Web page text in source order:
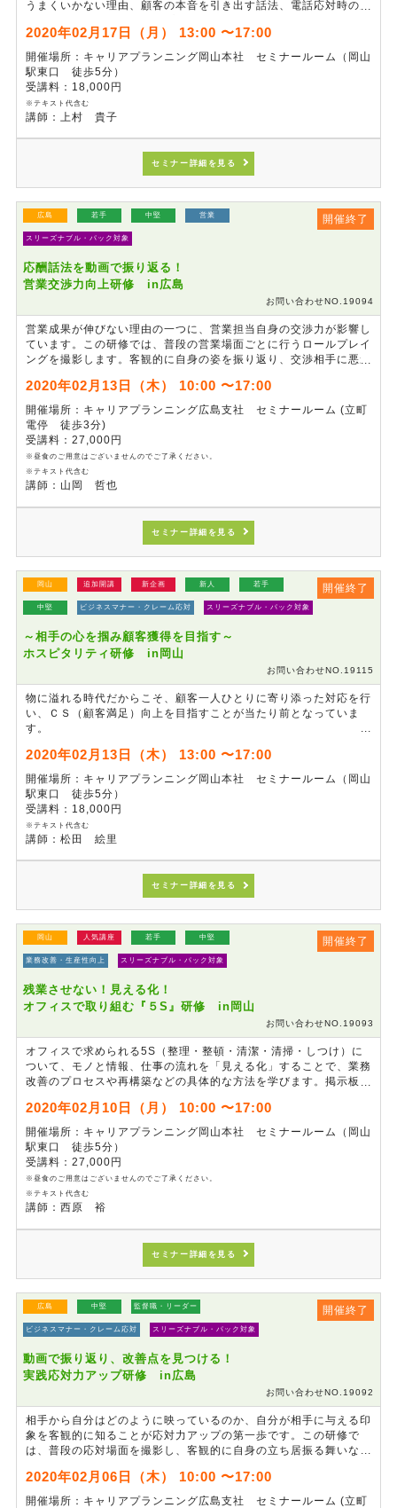
うまくいかない理由、顧客の本音を引き出す話法、電話応対時の原
ムは、会社の姿勢を示す良いチャンスと捉え、「ファン」作りを目
指します。
2020年02月17日（月） 13:00 〜17:00
開催場所：キャリアプランニング岡山本社 セミナールーム（岡山
駅東口 徒歩5分）
受講料：18,000円
※テキスト代含む
講師：上村 貴子
セミナー詳細を見る
開催終了
広島 若手 中堅 営業
スリーズナブル・パック対象
応酬話法を動画で振り返る！
営業交渉力向上研修 in広島
お問い合わせNO.19094
営業成果が伸びない理由の一つに、営業担当自身の交渉力が影響し
ています。この研修では、普段の営業場面ごとに行うロールプレイ
ングを撮影します。客観的に自身の姿を振り返り、交渉相手に悪影
ち居振る舞いにおける改善点を確認します。交渉以前に、交渉相手
に悪影響をあたえている自身のクセや所作などを知ることで、交渉
前の改善すべき点を確認します。また、交渉における場面を振り返
ることで、「場」の作り方や会話の組み立て方などを再点検し、明
日から実践できる交渉力テクニックの習得を図ります。
2020年02月13日（木） 10:00 〜17:00
開催場所：キャリアプランニング広島支社 セミナールーム (立町
電停 徒歩3分)
受講料：27,000円
※昼食のご用意はございませんのでご了承ください。
※テキスト代含む
講師：山岡 哲也
セミナー詳細を見る
開催終了
岡山 追加開講 新企画 新人 若手
中堅 ビジネスマナー・クレーム応対 スリーズナブル・パック対象
～相手の心を掴み顧客獲得を目指す～
ホスピタリティ研修 in岡山
お問い合わせNO.19115
物に溢れる時代だからこそ、顧客一人ひとりに寄り添った対応を行
い、ＣＳ（顧客満足）向上を目指すことが当たり前となっていま
す。
解とＣＳ向上を実現するために欠かせない「ビジネスマナーと傾聴
スキル」の習得を目指します。
2020年02月13日（木） 13:00 〜17:00
開催場所：キャリアプランニング岡山本社 セミナールーム（岡山
駅東口 徒歩5分）
受講料：18,000円
※テキスト代含む
講師：松田 絵里
セミナー詳細を見る
開催終了
岡山 人気講座 若手 中堅
業務改善・生産性向上 スリーズナブル・パック対象
残業させない！見える化！
オフィスで取り組む『５S』研修 in岡山
お問い合わせNO.19093
オフィスで求められる5S（整理・整頓・清潔・清掃・しつけ）に
ついて、モノと情報、仕事の流れを「見える化」することで、業務
改善のプロセスや再構築などの具体的な方法を学びます。掲示板・
に現場改善に繋がり、仕事の効率化を実現するスキルが習得できる
研修です。
2020年02月10日（月） 10:00 〜17:00
開催場所：キャリアプランニング岡山本社 セミナールーム（岡山
駅東口 徒歩5分）
受講料：27,000円
※昼食のご用意はございませんのでご了承ください。
※テキスト代含む
講師：西原 裕
セミナー詳細を見る
開催終了
広島 中堅 監督職・リーダー
ビジネスマナー・クレーム応対 スリーズナブル・パック対象
動画で振り返り、改善点を見つける！
実践応対力アップ研修 in広島
お問い合わせNO.19092
相手から自分はどのように映っているのか、自分が相手に与える印
象を客観的に知ることが応対力アップの第一歩です。この研修で
は、普段の応対場面を撮影し、客観的に自身の立ち居振る舞いなど
善点について気付きを促します。企業の代表者として、ワンランク
上のおもてなし実現に繋がる研修です。
2020年02月06日（木） 10:00 〜17:00
開催場所：キャリアプランニング広島支社 セミナールーム (立町